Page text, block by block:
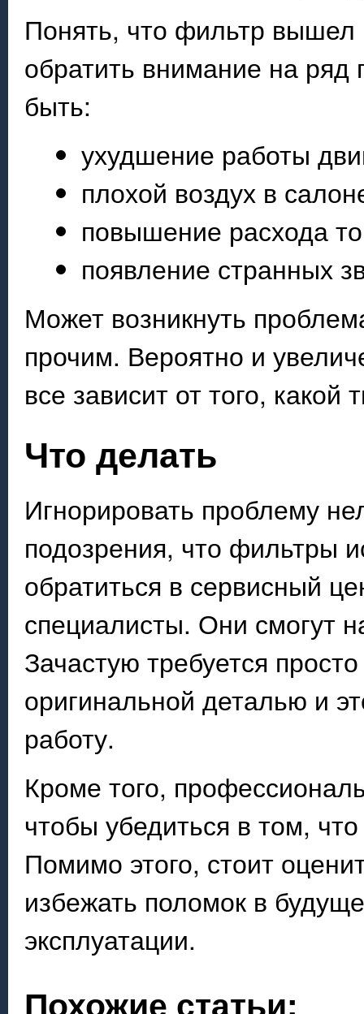
Понять, что фильтр вышел
обратить внимание на
быть:
ухудшение работы
плохой воздух в
повышение расхода
появление странных
Может возникнуть
прочим. Вероятно и
все зависит от того,
Что делать
Игнорировать проблему
подозрения, что фильтры
обратиться в сервисный
специалисты. Они смогут
Зачастую требуется
оригинальной деталью и
работу.
Кроме того,
чтобы убедиться в том,
Помимо этого, стоит
избежать поломок в
эксплуатации.
Похожие статьи: